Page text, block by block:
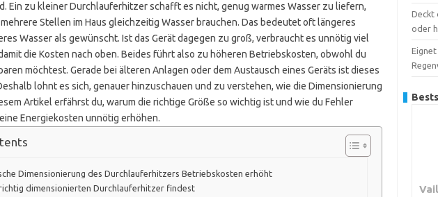
Ein zu kleiner Durchlauferhitzer schafft es nicht, genug warmes Wasser zu liefern,
Stellen im Haus gleichzeitig Wasser brauchen. Das bedeutet oft längeres
Wasser als gewünscht. Ist das Gerät dagegen zu groß, verbraucht es unnötig viel
die Kosten nach oben. Beides führt also zu höheren Betriebskosten, obwohl du
möchtest. Gerade bei älteren Anlagen oder dem Austausch eines Geräts ist dieses
lohnt es sich, genauer hinzuschauen und zu verstehen, wie die Dimensionierung
Artikel erfährst du, warum die richtige Größe so wichtig ist und wie du Fehler
Energiekosten unnötig erhöhen.
Dimensionierung des Durchlauferhitzers Betriebskosten erhöht
dimensionierten Durchlauferhitzer findest
Deckt
oder